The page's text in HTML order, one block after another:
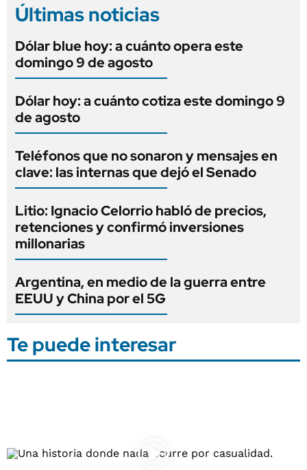
Últimas noticias
Dólar blue hoy: a cuánto opera este
domingo 9 de agosto
Dólar hoy: a cuánto cotiza este domingo 9
de agosto
Teléfonos que no sonaron y mensajes en
clave: las internas que dejó el Senado
Litio: Ignacio Celorrio habló de precios,
retenciones y confirmó inversiones
millonarias
Argentina, en medio de la guerra entre
EEUU y China por el 5G
Te puede interesar